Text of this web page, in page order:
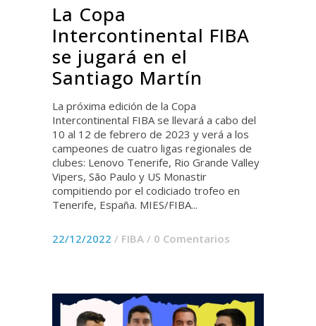
La Copa
Intercontinental FIBA
se jugará en el
Santiago Martín
La próxima edición de la Copa
Intercontinental FIBA ​​se llevará a cabo del
10 al 12 de febrero de 2023 y verá a los
campeones de cuatro ligas regionales de
clubes: Lenovo Tenerife, Rio Grande Valley
Vipers, São Paulo y US Monastir
compitiendo por el codiciado trofeo en
Tenerife, España. MIES/FIBA...
22/12/2022 / FIBA / 0 Comentarios